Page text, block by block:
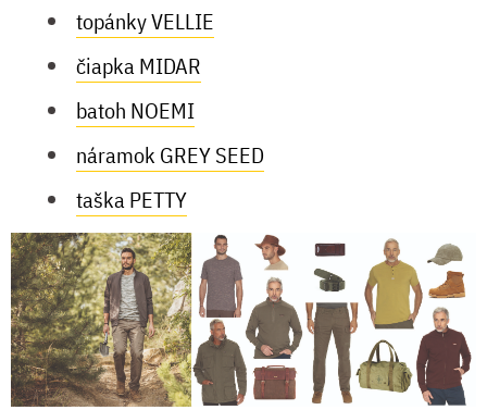
topánky VELLIE
čiapka MIDAR
batoh NOEMI
náramok GREY SEED
taška PETTY